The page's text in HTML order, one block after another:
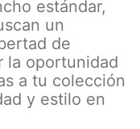
estándar,
un
de
la oportunidad
a tu colección
y estilo en